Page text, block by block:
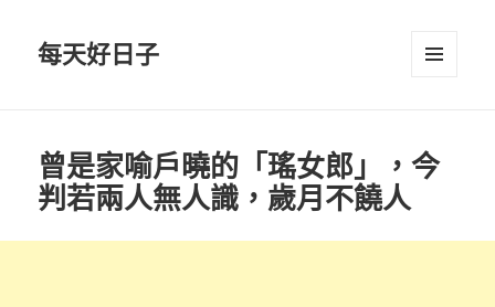
每天好日子
曾是家喻戶曉的「瑤女郎」，今
判若兩人無人識，歲月不饒人